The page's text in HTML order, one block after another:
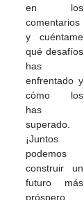
en los
comentarios
y cuéntame
qué desafíos
has
enfrentado y
cómo los
has
superado.
¡Juntos
podemos
construir un
futuro más
próspero